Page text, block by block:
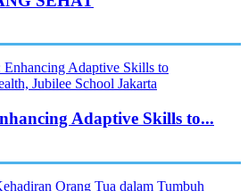
Adaptive Skills to...